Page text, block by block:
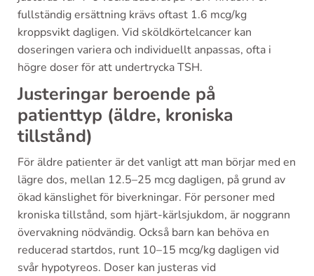
fullständig ersättning krävs oftast 1.6 mcg/kg
kroppsvikt dagligen. Vid sköldkörtelcancer kan
doseringen variera och individuellt anpassas, ofta i
högre doser för att undertrycka TSH.
Justeringar beroende på
patienttyp (äldre, kroniska
tillstånd)
För äldre patienter är det vanligt att man börjar med en
lägre dos, mellan 12.5–25 mcg dagligen, på grund av
ökad känslighet för biverkningar. För personer med
kroniska tillstånd, som hjärt-kärlsjukdom, är noggrann
övervakning nödvändig. Också barn kan behöva en
reducerad startdos, runt 10–15 mcg/kg dagligen vid
svår hypotyreos. Doser kan justeras vid